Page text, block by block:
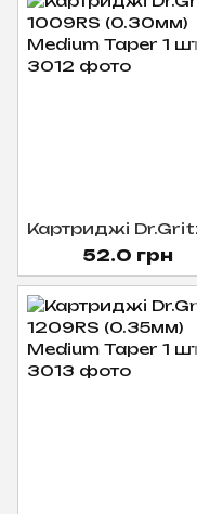
52.0 грн